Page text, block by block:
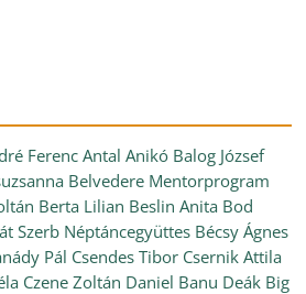
Ferenc Antal Anikó Balog József
Belvedere Mentorprogram
Berta Lilian Beslin Anita Bod
Szerb Néptáncegyüttes Bécsy Ágnes
Pál Csendes Tibor Csernik Attila
Czene Zoltán Daniel Banu Deák Big